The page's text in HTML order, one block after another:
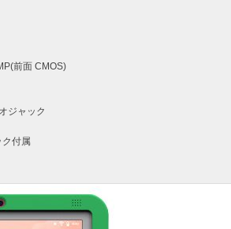
前面 CMOS)
ジャック
ク付属